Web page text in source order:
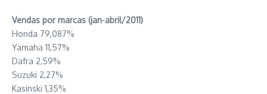
Vendas por marcas (jan-abril/2011)
Honda 79,087%
Yamaha 11,57%
Dafra 2,59%
Suzuki 2,27%
Kasinski 1,35%